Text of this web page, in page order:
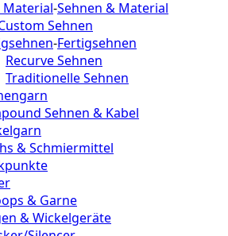
Material-Sehnen & Material
Sehnen
-Fertigsehnen
Recurve Sehnen
Traditionelle Sehnen
Sehnen & Kabel
& Schmiermittel
& Garne
& Wickelgeräte